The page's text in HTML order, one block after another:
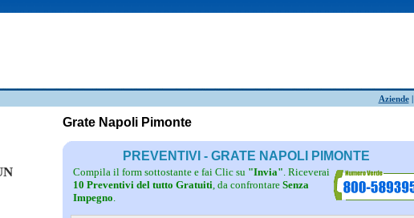
Aziende|
Grate Napoli Pimonte
PREVENTIVI - GRATE NAPOLI PIMONTE
Compila il form sottostante e fai Clic su "Invia". Riceverai
10 Preventivi del tutto Gratuiti, da confrontareSenza
Impegno.